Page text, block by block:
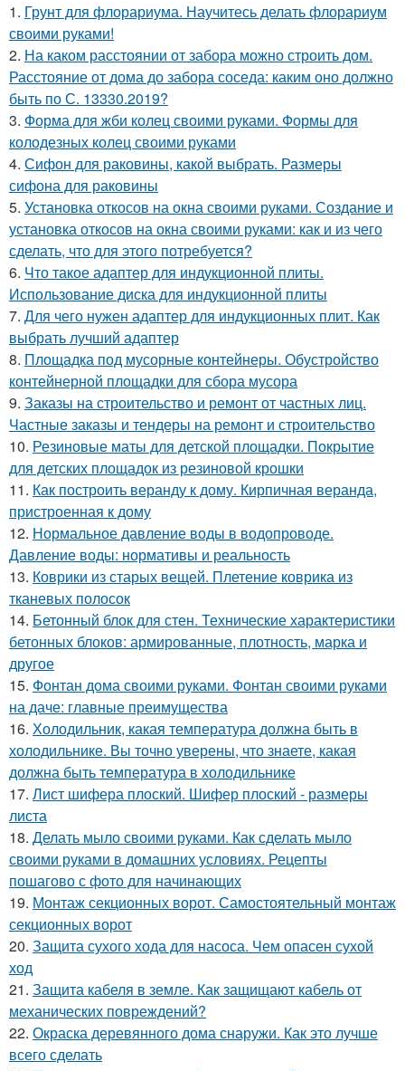
1. Грунт для флорариума. Научитесь делать флорариум
своими руками!
2. На каком расстоянии от забора можно строить дом.
Расстояние от дома до забора соседа: каким оно должно
быть по С. 13330.2019?
3. Форма для жби колец своими руками. Формы для
колодезных колец своими руками
4. Сифон для раковины, какой выбрать. Размеры
сифона для раковины
5. Установка откосов на окна своими руками. Создание и
установка откосов на окна своими руками: как и из чего
сделать, что для этого потребуется?
6. Что такое адаптер для индукционной плиты.
Использование диска для индукционной плиты
7. Для чего нужен адаптер для индукционных плит. Как
выбрать лучший адаптер
8. Площадка под мусорные контейнеры. Обустройство
контейнерной площадки для сбора мусора
9. Заказы на строительство и ремонт от частных лиц.
Частные заказы и тендеры на ремонт и строительство
10. Резиновые маты для детской площадки. Покрытие
для детских площадок из резиновой крошки
11. Как построить веранду к дому. Кирпичная веранда,
пристроенная к дому
12. Нормальное давление воды в водопроводе.
Давление воды: нормативы и реальность
13. Коврики из старых вещей. Плетение коврика из
тканевых полосок
14. Бетонный блок для стен. Технические характеристики
бетонных блоков: армированные, плотность, марка и
другое
15. Фонтан дома своими руками. Фонтан своими руками
на даче: главные преимущества
16. Холодильник, какая температура должна быть в
холодильнике. Вы точно уверены, что знаете, какая
должна быть температура в холодильнике
17. Лист шифера плоский. Шифер плоский - размеры
листа
18. Делать мыло своими руками. Как сделать мыло
своими руками в домашних условиях. Рецепты
пошагово с фото для начинающих
19. Монтаж секционных ворот. Самостоятельный монтаж
секционных ворот
20. Защита сухого хода для насоса. Чем опасен сухой
ход
21. Защита кабеля в земле. Как защищают кабель от
механических повреждений?
22. Окраска деревянного дома снаружи. Как это лучше
всего сделать